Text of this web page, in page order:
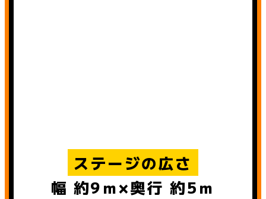
ステージの広さ
幅 約9ｍ×奥行 約5ｍ